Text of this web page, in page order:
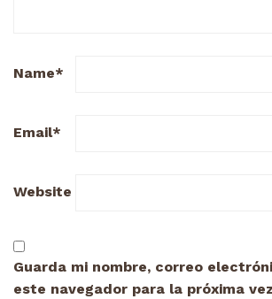
Name*
Email*
Website
Guarda mi nombre, correo
este navegador para la próxima